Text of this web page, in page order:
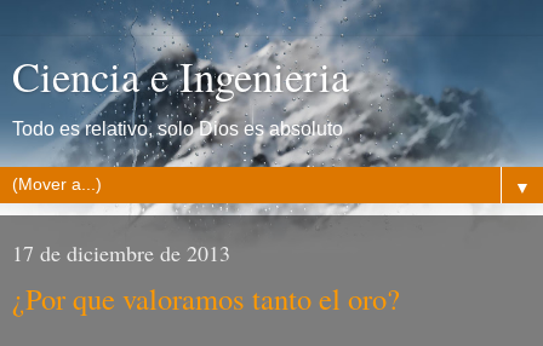
Ciencia e Ingenieria
Todo es relativo, solo Dios es absoluto
▼
17 de diciembre de 2013
¿Por que valoramos tanto el oro?